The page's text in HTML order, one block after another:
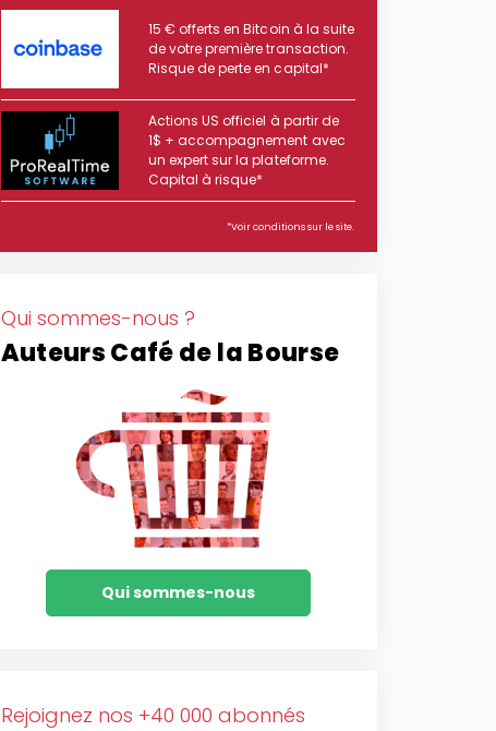
15 € offerts en Bitcoin à la suite
de votre première transaction.
Risque de perte en capital*
Actions US officiel à partir de
1$ + accompagnement avec
un expert sur la plateforme.
Capital à risque*
*Voir conditions sur le site.
Qui sommes-nous ?
Auteurs Café de la Bourse
Qui sommes-nous
Rejoignez nos +40 000 abonnés